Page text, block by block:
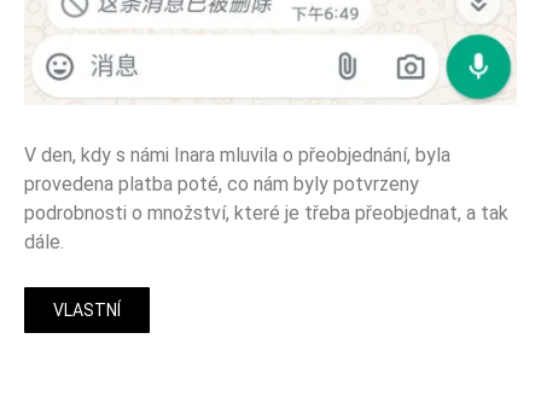
V den, kdy s námi Inara mluvila o přeobjednání, byla
provedena platba poté, co nám byly potvrzeny
podrobnosti o množství, které je třeba přeobjednat, a tak
dále.
VLASTNÍ